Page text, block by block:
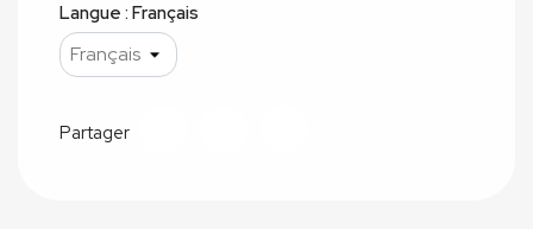
Langue : Français
Partager